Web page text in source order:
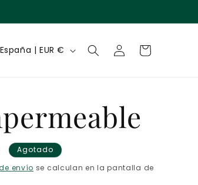
P
España | EUR €
Iniciar
sesión
Carrito
Agotado
envío se calculan en la pantalla de